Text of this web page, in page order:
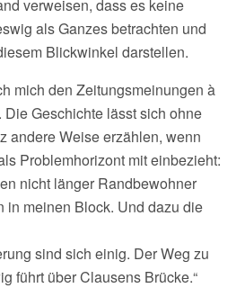
verweisen, dass es keine
als Ganzes betrachten und
Blickwinkel darstellen.
mich den Zeitungsmeinungen à
Geschichte lässt sich ohne
andere Weise erzählen, wenn
Problemhorizont mit einbezieht:
nicht länger Randbewohner
in meinen Block. Und dazu die
sind sich einig. Der Weg zu
führt über Clausens Brücke.“